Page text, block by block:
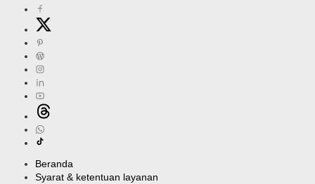
Beranda
Syarat & ketentuan layanan